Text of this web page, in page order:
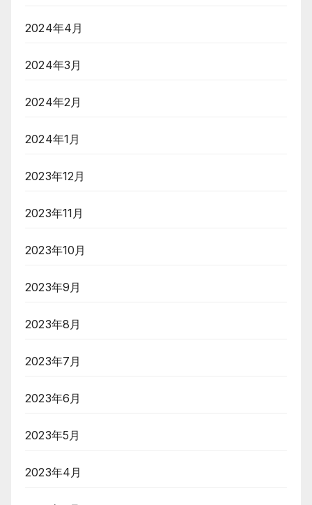
2024年4月
2024年3月
2024年2月
2024年1月
2023年12月
2023年11月
2023年10月
2023年9月
2023年8月
2023年7月
2023年6月
2023年5月
2023年4月